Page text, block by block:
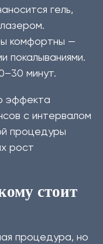
гель,
комфортны —
покалываниями.
минут.
эффекта
с интервалом
процедуры
рост
стоит
процедура, но